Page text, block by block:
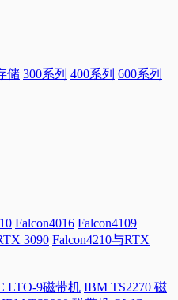
储 300系列 400系列 600系列
Falcon4016 Falcon4109
3090 Falcon4210与RTX
LTO-9磁带机 IBM TS2270 磁